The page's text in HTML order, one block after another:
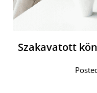
Szakavatott